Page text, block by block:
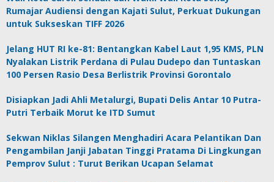
Rumajar Audiensi dengan Kajati Sulut, Perkuat Dukungan
untuk Sukseskan TIFF 2026
Jelang HUT RI ke-81: Bentangkan Kabel Laut 1,95 KMS, PLN
Nyalakan Listrik Perdana di Pulau Dudepo dan Tuntaskan
100 Persen Rasio Desa Berlistrik Provinsi Gorontalo
Disiapkan Jadi Ahli Metalurgi, Bupati Delis Antar 10 Putra-
Putri Terbaik Morut ke ITD Sumut
Sekwan Niklas Silangen Menghadiri Acara Pelantikan Dan
Pengambilan Janji Jabatan Tinggi Pratama Di Lingkungan
Pemprov Sulut : Turut Berikan Ucapan Selamat